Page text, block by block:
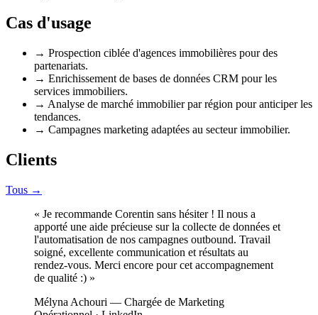
Cas d'usage
→ Prospection ciblée d'agences immobilières pour des
partenariats.
→ Enrichissement de bases de données CRM pour les
services immobiliers.
→ Analyse de marché immobilier par région pour anticiper les
tendances.
→ Campagnes marketing adaptées au secteur immobilier.
Clients
Tous →
« Je recommande Corentin sans hésiter ! Il nous a
apporté une aide précieuse sur la collecte de données et
l'automatisation de nos campagnes outbound. Travail
soigné, excellente communication et résultats au
rendez-vous. Merci encore pour cet accompagnement
de qualité :) »
Mélyna Achouri — Chargée de Marketing